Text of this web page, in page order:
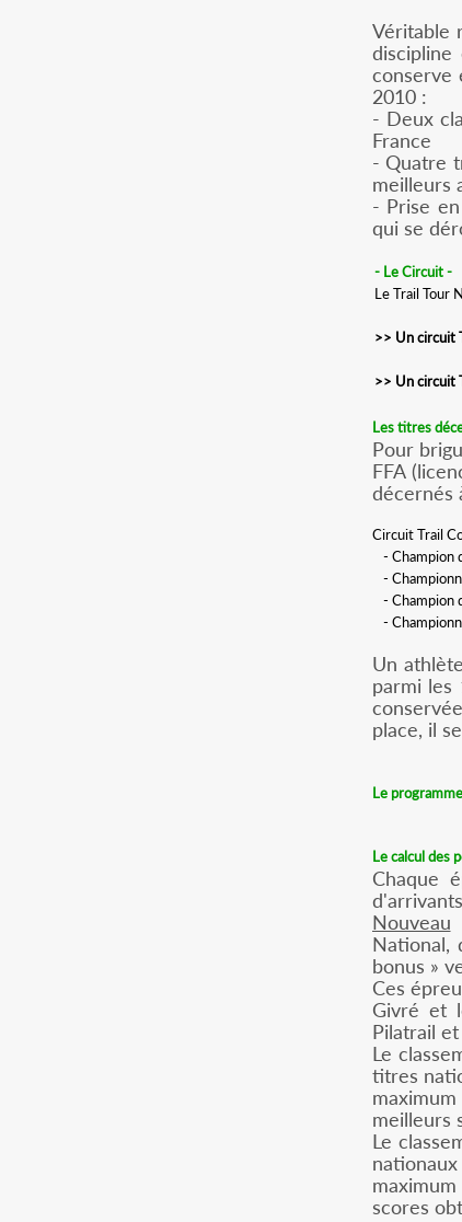
Véritable
conserve
2010 :
- Deux
France
- Quatre
meilleurs
- Prise
qui se
- Le Circuit -
Le Trail Tour
>> Un circuit
>> Un circuit
Les titres
Pour
FFA
décernés
Circuit Trail
- Champion
-
- Champion
-
Un
parmi les
place, il
Le
Le calcul des
Chaque
Nouveau
National,
bonus »
Ces
Givré et
Pilatrail
Le
titres
meilleurs
Le
scores